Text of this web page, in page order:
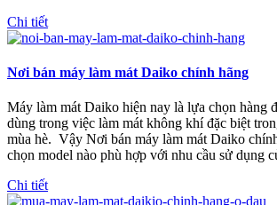
Chi tiết
Nơi bán máy làm mát Daiko chính hãng
Máy làm mát Daiko hiện nay là lựa chọn hàng
dùng trong việc làm mát không khí đặc biệt
mùa hè. Vậy Nơi bán máy làm mát Daiko
chọn model nào phù hợp với nhu cầu sử dụng
Chi tiết